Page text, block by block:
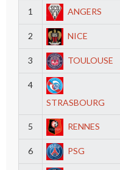
1
ANGERS
2 NICE
3 TOULOUSE
4
STRASBOURG
5 RENNES
6 PSG